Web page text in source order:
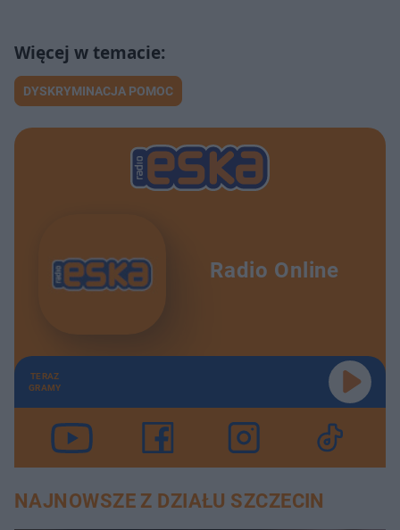
DYSKRYMINACJA POMOC
Radio Online
TERAZ
GRAMY
NAJNOWSZE Z DZIAŁU SZCZECIN